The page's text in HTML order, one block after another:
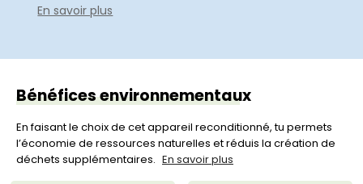
En savoir plus
Bénéfices environnementaux
En faisant le choix de cet appareil reconditionné, tu permets
l’économie de ressources naturelles et réduis la création de
déchets supplémentaires. En savoir plus